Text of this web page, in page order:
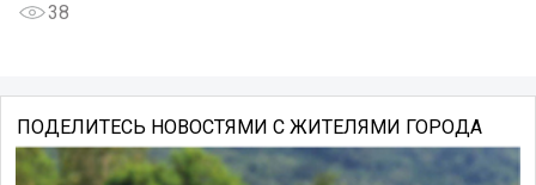
38
ПОДЕЛИТЕСЬ НОВОСТЯМИ С ЖИТЕЛЯМИ ГОРОДА